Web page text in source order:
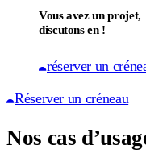
Vous avez un projet,
discutons en !
réserver un
Réserver un créneau
Nos cas